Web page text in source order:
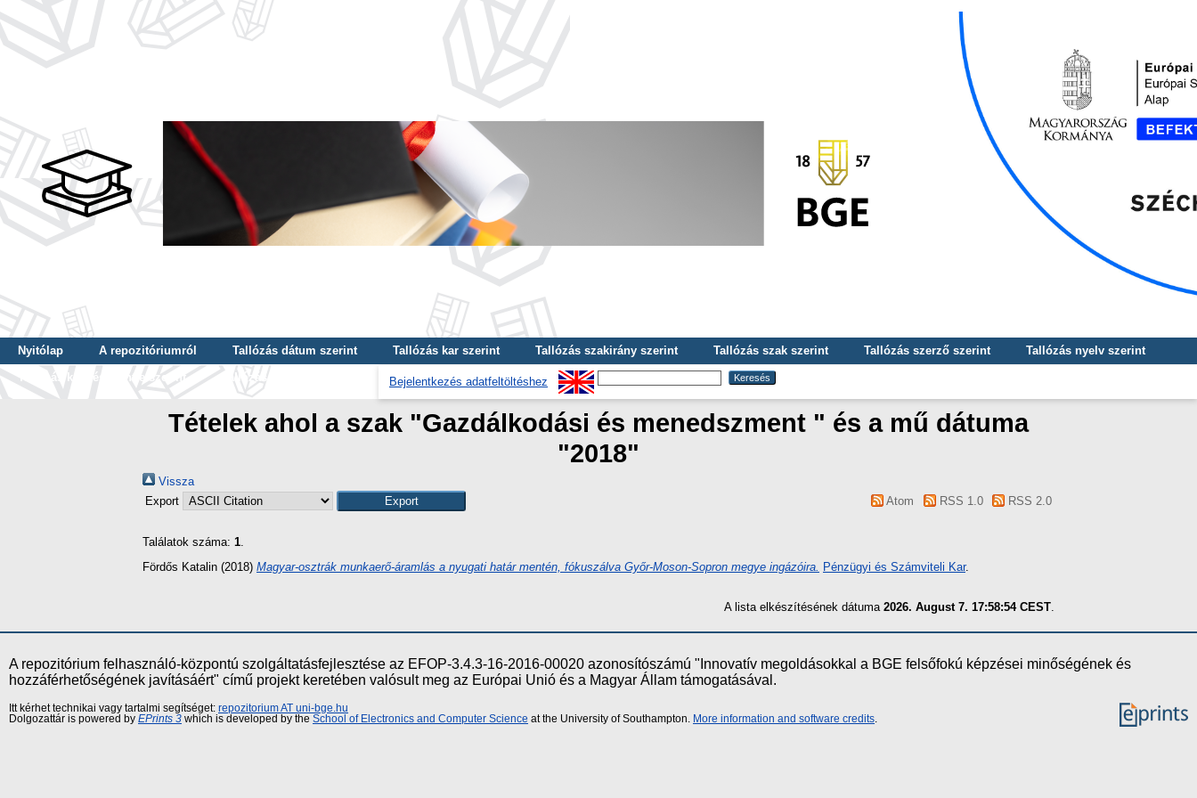
Nyitólap A repozitóriumról Tallózás dátum szerint Tallózás kar szerint Tallózás szakirány szerint Tallózás szak szerint Tallózás szerző szerint
Tallózás nyelv szerint
Tallózás képzés szintje szerint
Tallózás kulcsszó szerint Bejelentkezés adatfeltöltéshez
Tételek ahol a szak "Gazdálkodási és menedszment " és a mű dátuma
"2018"
Vissza
Export
Atom RSS 1.0 RSS 2.0
Találatok száma: 1.
Fördős Katalin (2018) Magyar-osztrák munkaerő-áramlás a nyugati határ mentén, fókuszálva Győr-Moson-Sopron megye ingázóira. Pénzügyi és Számviteli Kar.
A lista elkészítésének dátuma 2026. August 7. 17:58:54 CEST
A repozitórium felhasználó-központú szolgáltatásfejlesztése az EFOP-3.4.3-16-2016-00020 azonosítószámú "Innovatív megoldásokkal a BGE felsőfokú képzései minőségének és
hozzáférhetőségének javításáért" című projekt keretében valósult meg az Európai Unió és a Magyar Állam támogatásával.
Itt kérhet technikai vagy tartalmi segítséget: repozitorium AT uni-bge.hu
Dolgozattár is powered by EPrints 3 which is developed by the School of Electronics and Computer Science at the University of Southampton. More information and software credits